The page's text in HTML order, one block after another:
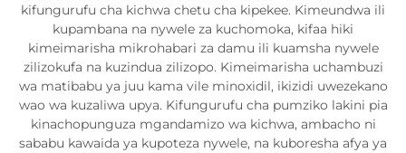
kifungurufu cha kichwa chetu cha kipekee. Kimeundwa ili
kupambana na nywele za kuchomoka, kifaa hiki
kimeimarisha mikrohabari za damu ili kuamsha nywele
zilizokufa na kuzindua zilizopo. Kimeimarisha uchambuzi
wa matibabu ya juu kama vile minoxidil, ikizidi uwezekano
wao wa kuzaliwa upya. Kifungurufu cha pumziko lakini pia
kinachopunguza mgandamizo wa kichwa, ambacho ni
sababu kawaida ya kupoteza nywele, na kuboresha afya ya